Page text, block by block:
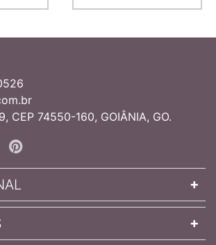
CEP 74550-160, GOIÂNIA, GO.